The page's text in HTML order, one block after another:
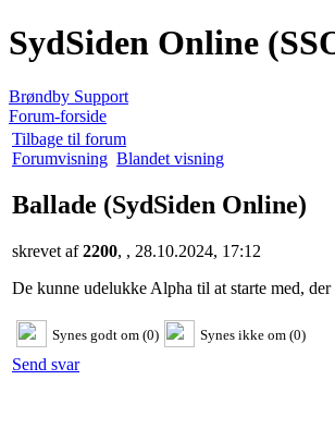
SydSiden Online
Brøndby Support
Forum-forside
Tilbage til forum
Forumvisning Blandet visning
Ballade (SydSiden Online)
skrevet af2200, , 28.10.2024, 17:12
De kunne udelukke Alpha til at starte med,
Synes godt om (0) Synes ikke om (0)
Send svar